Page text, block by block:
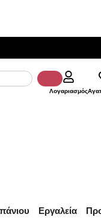
Λογαριασμός
Εργαλεία